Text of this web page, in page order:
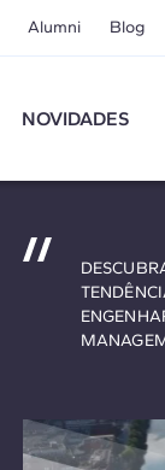
Alumni Blog
NOVIDADES